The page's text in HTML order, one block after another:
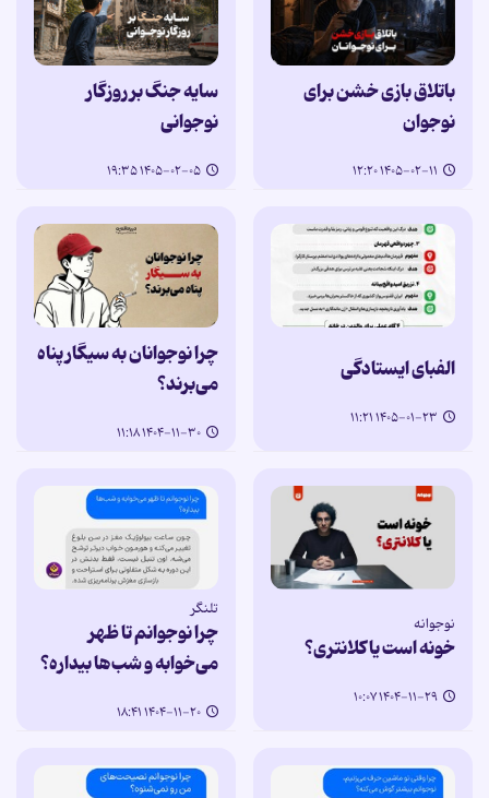
باتلاق بازی خشن برای
نوجوان
۱۴۰۵-۰۲-۱۱ ۱۲:۲۰
سایه جنگ بر روزگار
نوجوانی
۱۴۰۵-۰۲-۰۵ ۱۹:۳۵
الفبای ایستادگی
۱۴۰۵-۰۱-۲۳ ۱۱:۲۱
چرا نوجوانان به سیگار پناه
می‌برند؟
۱۴۰۴-۱۱-۳۰ ۱۱:۱۸
نوجوانه
خونه است یا کلانتری؟
۱۴۰۴-۱۱-۲۹ ۱۰:۰۷
تلنگر
چرا نوجوانم تا ظهر
می‌خوابه و شب‌ها بیداره؟
۱۴۰۴-۱۱-۲۰ ۱۸:۴۱